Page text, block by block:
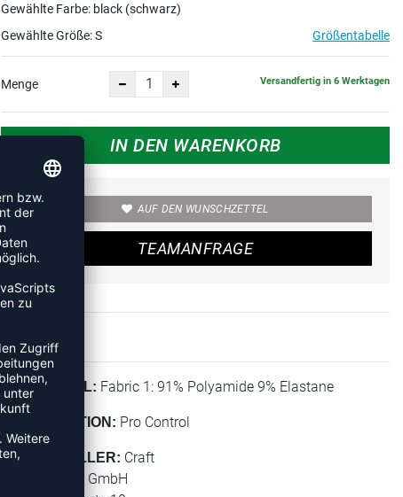
Gewählte Farbe: black (schwarz)
Gewählte Größe:S Größentabelle
Menge Versandfertig in 6 Werktagen
IN DEN WARENKORB
AUF DEN WUNSCHZETTEL
TEAMANFRAGE
MATERIAL: Fabric 1: 91% Polyamide 9% Elastane
KOLLEKTION: Pro Control
HERSTELLER: Craft
New Wave GmbH